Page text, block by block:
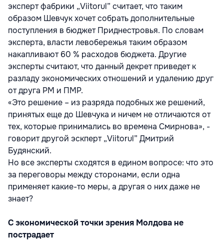
эксперт фабрики „Viitorul” считает, что таким
образом Шевчук хочет собрать дополнительные
поступления в бюджет Приднестровья. По словам
эксперта, власти левобережья таким образом
накапливают 60 % расходов бюджета. Другие
эксперты считают, что данный декрет приведет к
разладу экономических отношений и удалению друг
от друга РМ и ПМР.
«Это решение – из разряда подобных же решений,
принятых еще до Шевчука и ничем не отличаются от
тех, которые принимались во времена Смирнова», -
говорит другой эскперт „Viitorul” Дмитрий
Будянский.
Но все эксперты сходятся в едином вопросе: что это
за переговоры между сторонами, если одна
применяет какие-то меры, а другая о них даже не
знает?
С экономической точки зрения Молдова не
пострадает